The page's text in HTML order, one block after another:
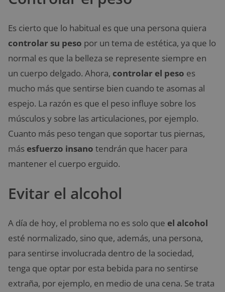
Es cierto que lo habitual es que una persona quiera
controlar su peso por un tema de estética, ya que lo
normal es que la belleza se represente siempre en
un cuerpo delgado. Ahora, controlar el peso es
mucho más que sentirse bien cuando te asomas al
espejo. La razón es que el peso influye sobre los
músculos y sobre las articulaciones, por ejemplo.
Cuanto más peso tengan que soportar tus piernas,
más esfuerzo insano tendrán que hacer para
mantener el cuerpo erguido.
Evitar el alcohol
A día de hoy, el problema no es solo que el alcohol
esté normalizado, sino que, además, una persona,
para sentirse involucrada dentro de la sociedad,
tenga que optar por esta bebida para no sentirse
extraña, por ejemplo, en medio de una cena. Se trata